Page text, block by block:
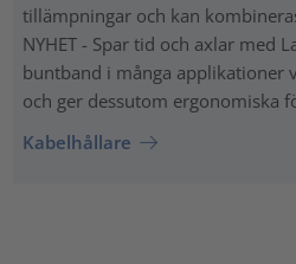
tillämpningar och kan
NYHET - Spar tid och axlar med
buntband i många applikationer
och ger dessutom ergonomiska
Kabelhållare